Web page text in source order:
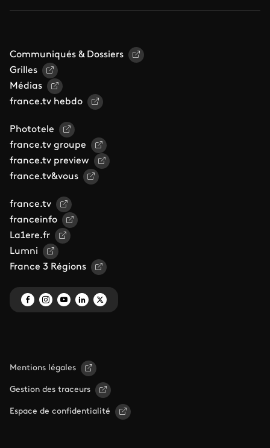
Communiqués & Dossiers
Grilles
Médias
france.tv hebdo
Phototele
france.tv groupe
france.tv preview
france.tv&vous
france.tv
franceinfo
La1ere.fr
Lumni
France 3 Régions
Mentions légales
Gestion des traceurs
Espace de confidentialité